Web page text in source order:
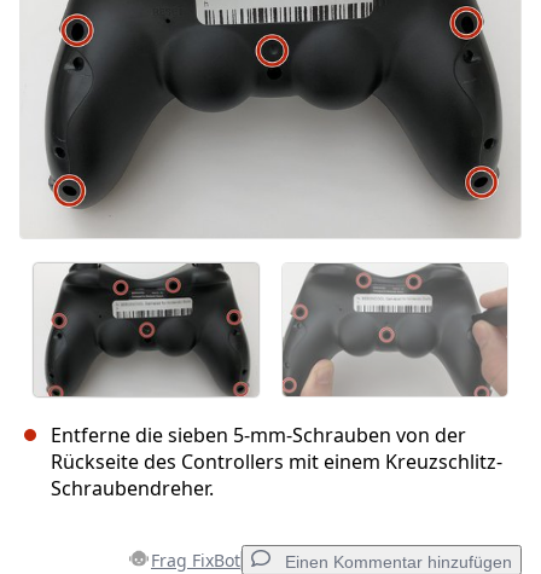
Entferne die sieben 5-mm-Schrauben von der
Rückseite des Controllers mit einem Kreuzschlitz-
Schraubendreher.
Frag FixBot Einen Kommentar hinzufügen